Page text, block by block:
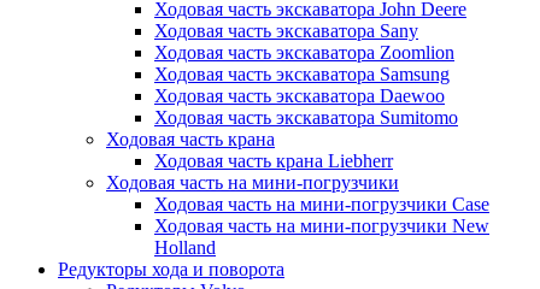
Ходовая часть экскаватора John Deere
Ходовая часть экскаватора Sany
Ходовая часть экскаватора Zoomlion
Ходовая часть экскаватора Samsung
Ходовая часть экскаватора Daewoo
Ходовая часть экскаватора Sumitomo
Ходовая часть крана
Ходовая часть крана Liebherr
Ходовая часть на мини-погрузчики
Ходовая часть на мини-погрузчики Case
Ходовая часть на мини-погрузчики New
Holland
Редукторы хода и поворота